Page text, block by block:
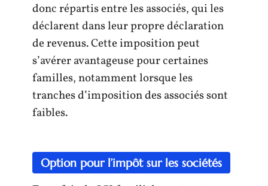
donc répartis entre les associés, qui les
déclarent dans leur propre déclaration
de revenus. Cette imposition peut
s’avérer avantageuse pour certaines
familles, notamment lorsque les
tranches d’imposition des associés sont
faibles.
Option pour l’impôt sur les sociétés